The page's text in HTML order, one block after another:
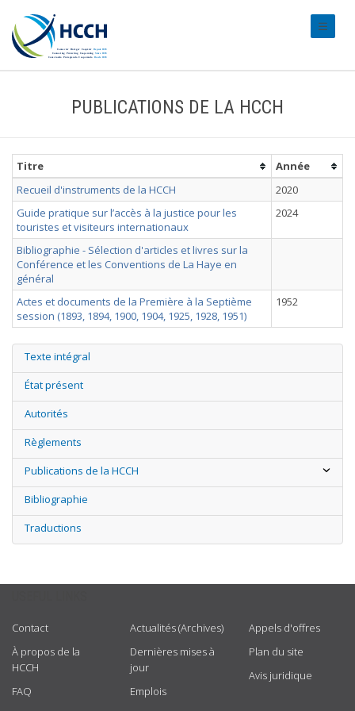
PUBLICATIONS DE LA HCCH
Titre
Année
Recueil d'instruments de la HCCH
2020
Guide pratique sur l’accès à la justice pour les
touristes et visiteurs internationaux
2024
Bibliographie - Sélection d'articles et livres sur la
Conférence et les Conventions de La Haye en
général
Actes et documents de la Première à la Septième
session (1893, 1894, 1900, 1904, 1925, 1928, 1951)
1952
Texte intégral
État présent
Autorités
Règlements
Publications de la HCCH
Bibliographie
Traductions
Contact
À propos de la
HCCH
FAQ
Actualités (Archives)
Dernières mises à
jour
Emplois
Appels d'offres
Plan du site
Avis juridique